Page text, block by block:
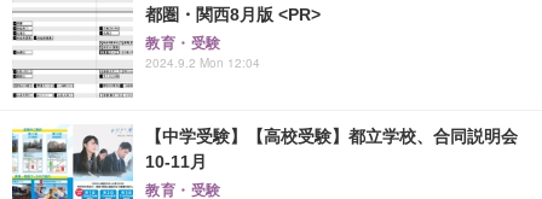
都圏・関西8月版 <PR>
教育・受験
2024.9.2 Mon 12:04
【中学受験】【高校受験】都立学校、合同説明会
10-11月
教育・受験